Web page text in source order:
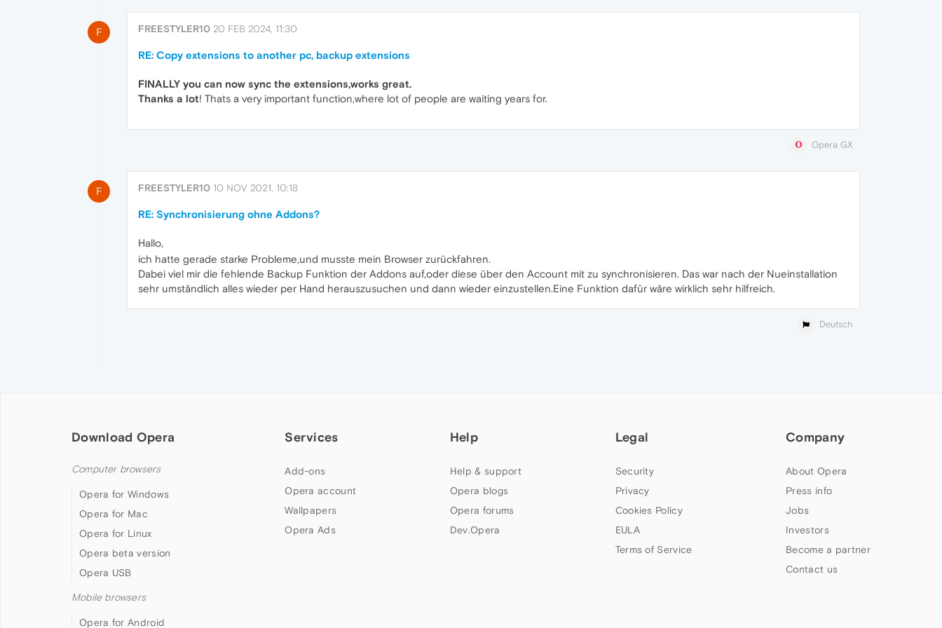
F FREESTYLER10 20 FEB 2024, 11:30
RE: Copy extensions to another pc, backup extensions
FINALLY you can now sync the extensions,works great.
Thanks a lot! Thats a very important function,where lot of people are waiting years for.
Opera GX
F FREESTYLER10 10 NOV 2021, 10:18
RE: Synchronisierung ohne Addons?
Hallo,
ich hatte gerade starke Probleme,und musste mein Browser zurückfahren.
Dabei viel mir die fehlende Backup Funktion der Addons auf,oder diese über den Account mit zu synchronisieren. Das war nach der Nueinstallation
sehr umständlich alles wieder per Hand herauszusuchen und dann wieder einzustellen.Eine Funktion dafür wäre wirklich sehr hilfreich.
Deutsch
Download Opera
Computer browsers
Opera for Windows
Opera for Mac
Opera for Linux
Opera beta version
Opera USB
Mobile browsers
Opera for Android
Services
Add-ons
Opera account
Wallpapers
Opera Ads
Help
Help & support
Opera blogs
Opera forums
Dev.Opera
Legal
Security
Privacy
Cookies Policy
EULA
Terms of Service
Company
About Opera
Press info
Jobs
Investors
Become a partner
Contact us